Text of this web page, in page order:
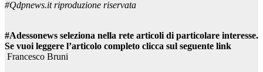
#Qdpnews.it riproduzione riservata
#Adessonews seleziona nella rete articoli di particolare interesse.
Se vuoi leggere l’articolo completo clicca sul seguente link
Francesco Bruni